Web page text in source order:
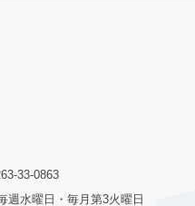
33-0863
週水曜日・毎月第3火曜日